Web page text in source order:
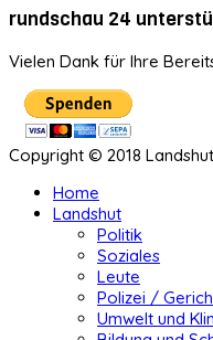
rundschau 24
Vielen Dank für Ihre
Copyright © 2018
Home
Landshut
Politik
Soziales
Leute
Polizei /
Umwelt und